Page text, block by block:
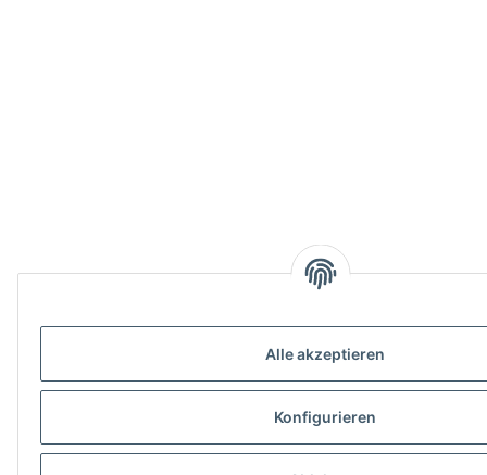
Alle akzeptieren
Konfigurieren